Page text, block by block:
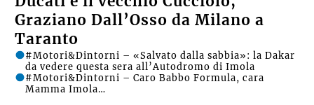
Graziano Dall’Osso da Milano a
Taranto
#Motori&Dintorni – «Salvato dalla sabbia»: la Dakar
da vedere questa sera all’Autodromo di Imola
#Motori&Dintorni – Caro Babbo Formula, cara
Mamma Imola…